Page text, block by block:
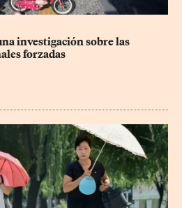
investigación sobre las
forzadas